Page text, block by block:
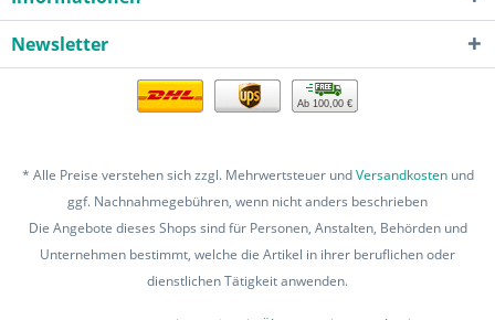
Newsletter
Ab 100,00 €
* Alle Preise verstehen sich zzgl. Mehrwertsteuer undVersandkostenund
ggf. Nachnahmegebühren, wenn nicht anders beschrieben
Die Angebote dieses Shops sind für Personen, Anstalten, Behörden und
Unternehmen bestimmt, welche die Artikel in ihrer beruflichen oder
dienstlichen Tätigkeit anwenden.